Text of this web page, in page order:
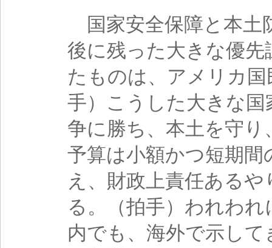
国家安全保障と本土
後に残った大きな優
たものは、アメリカ
手）こうした大きな
争に勝ち、本土を守
予算は小額かつ短期
え、財政上責任ある
る。（拍手）われわ
内でも、海外で示し